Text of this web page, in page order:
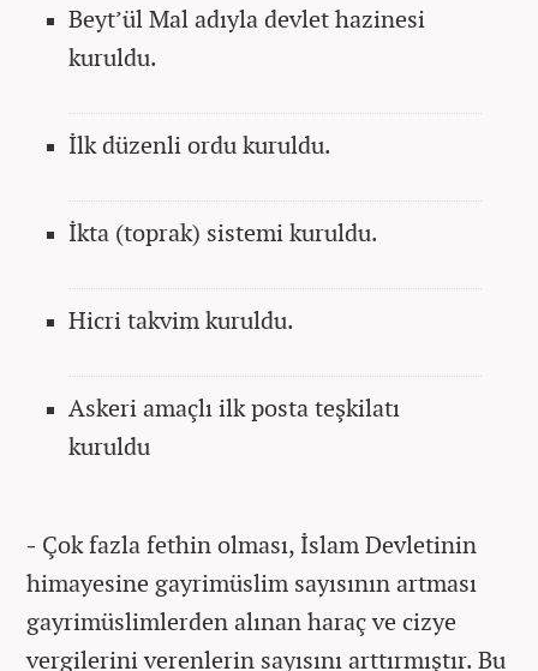
Beyt’ül Mal adıyla devlet hazinesi
kuruldu.
İlk düzenli ordu kuruldu.
İkta (toprak) sistemi kuruldu.
Hicri takvim kuruldu.
Askeri amaçlı ilk posta teşkilatı
kuruldu
- Çok fazla fethin olması, İslam Devletinin
himayesine gayrimüslim sayısının artması
gayrimüslimlerden alınan haraç ve cizye
vergilerini verenlerin sayısını arttırmıştır. Bu